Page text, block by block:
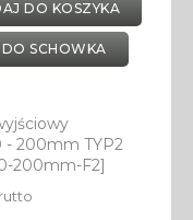
DO KOSZYKA
SCHOWKA
- 200mm TYP2
200mm-F2]